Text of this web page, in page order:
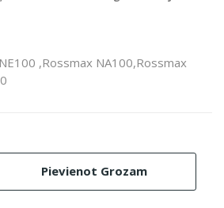
,Rossmax NA100,Rossmax
Pievienot Grozam